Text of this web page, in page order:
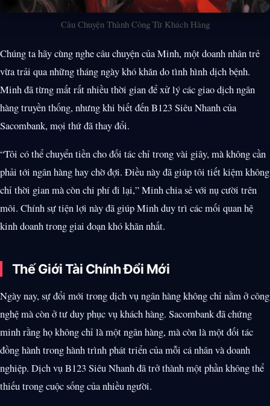
Câu Chuyện Thành Công Từ Khách Hàng
Chúng ta hãy cùng nghe câu chuyện của Minh, một doanh nhân trẻ
vừa trải qua những tháng ngày khó khăn do tình hình dịch bệnh.
Minh đã từng mất rất nhiều thời gian để xử lý các giao dịch ngân
hàng truyền thống, nhưng khi biết đến B123 Siêu Nhanh của
Sacombank, mọi thứ đã thay đổi.
“Tôi có thể chuyển tiền cho đối tác chỉ trong vài giây, mà không cần
phải tới ngân hàng hay chờ đợi. Điều này đã giúp tôi tiết kiệm không
chỉ thời gian mà còn chi phí đi lại,” Minh chia sẻ với nụ cười trên
môi. Chính sự tiện lợi này đã giúp Minh duy trì các mối quan hệ
kinh doanh trong giai đoạn khó khăn nhất.
Thế Giới Tài Chính Đổi Mới
Ngày nay, sự đổi mới trong dịch vụ ngân hàng không chỉ nằm ở công
nghệ mà còn ở tư duy phục vụ khách hàng. Sacombank đã chứng
minh rằng họ không chỉ là một ngân hàng, mà còn là một đối tác
đồng hành trong hành trình phát triển của mỗi cá nhân và doanh
nghiệp. Dịch vụ B123 Siêu Nhanh đã trở thành một phần không thể
thiếu trong cuộc sống của nhiều người.